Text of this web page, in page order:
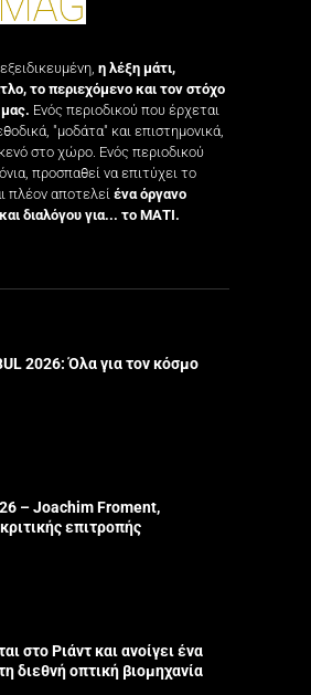
η λέξη μάτι,
το περιεχόμενο και τον στόχο
Ενός περιοδικού που έρχεται
"μοδάτα" και επιστημονικά,
στο χώρο. Ενός περιοδικού
προσπαθεί να επιτύχει το
πλέον αποτελεί ένα όργανο
διαλόγου για... το ΜΑΤΙ.
2026: Όλα για τον κόσμο
– Joachim Froment,
επιτροπής
στο Ριάντ και ανοίγει ένα
διεθνή οπτική βιομηχανία